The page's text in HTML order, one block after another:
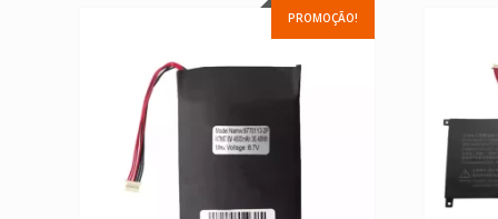
PROMOÇÃO!